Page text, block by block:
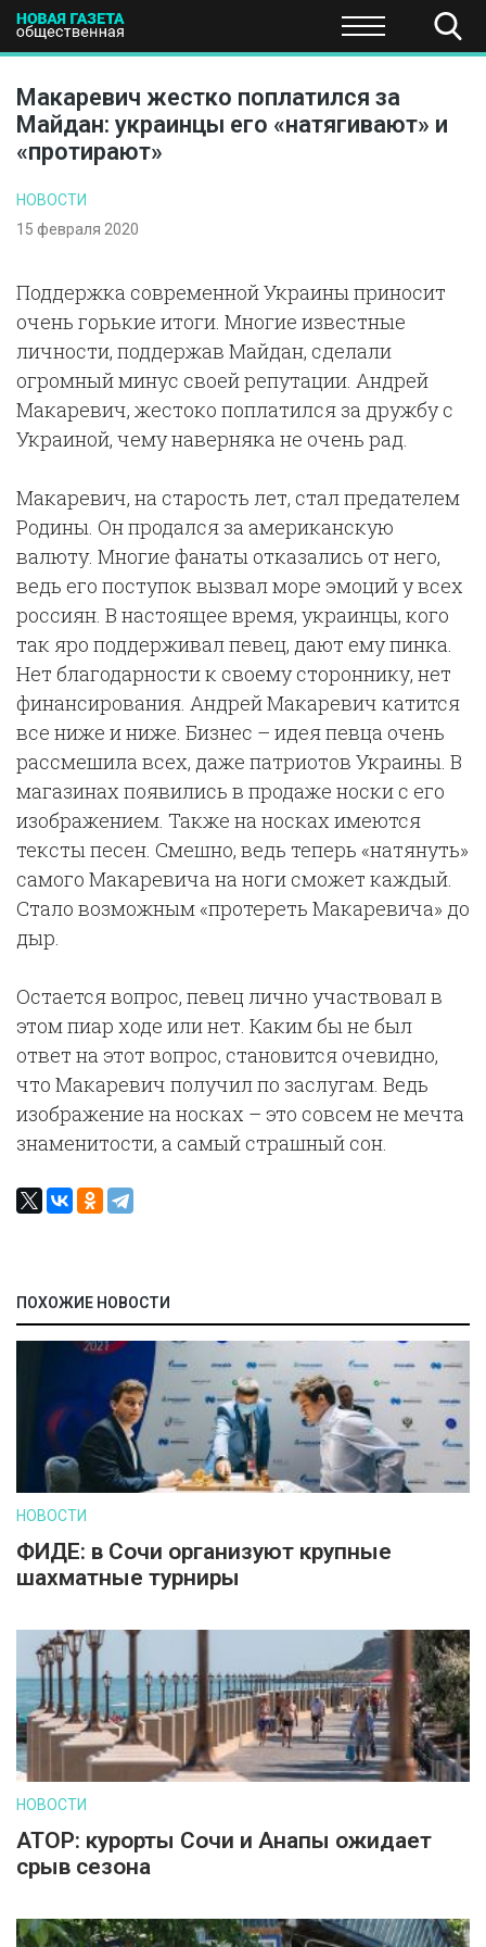
ПОЛИТИКА ЭКОНОМИКА НАУКА И
Макаревич жестко поплатился за
Майдан: украинцы его «натягивают» и
«протирают»
НОВОСТИ
15 февраля 2020
Поддержка современной Украины приносит
очень горькие итоги. Многие известные
личности, поддержав Майдан, сделали
огромный минус своей репутации. Андрей
Макаревич, жестоко поплатился за дружбу с
Украиной, чему наверняка не очень рад.
Макаревич, на старость лет, стал предателем
Родины. Он продался за американскую
валюту. Многие фанаты отказались от него,
ведь его поступок вызвал море эмоций у всех
россиян. В настоящее время, украинцы, кого
так яро поддерживал певец, дают ему пинка.
Нет благодарности к своему стороннику, нет
финансирования. Андрей Макаревич катится
все ниже и ниже. Бизнес – идея певца очень
рассмешила всех, даже патриотов Украины. В
магазинах появились в продаже носки с его
изображением. Также на носках имеются
тексты песен. Смешно, ведь теперь «натянуть»
самого Макаревича на ноги сможет каждый.
Стало возможным «протереть Макаревича» до
дыр.
Остается вопрос, певец лично участвовал в
этом пиар ходе или нет. Каким бы не был
ответ на этот вопрос, становится очевидно,
что Макаревич получил по заслугам. Ведь
изображение на носках – это совсем не мечта
знаменитости, а самый страшный сон.
ПОХОЖИЕ НОВОСТИ
НОВОСТИ
ФИДЕ: в Сочи организуют крупные
шахматные турниры
НОВОСТИ
АТОР: курорты Сочи и Анапы ожидает
срыв сезона